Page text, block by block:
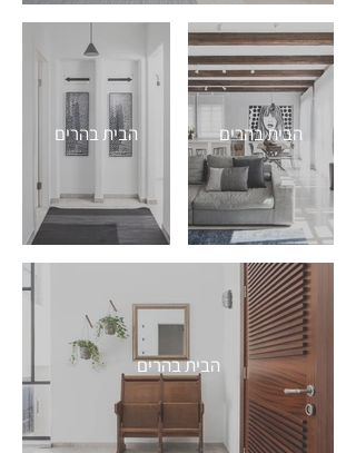
הבית בהרים הבית בהרים
הבית בהרים